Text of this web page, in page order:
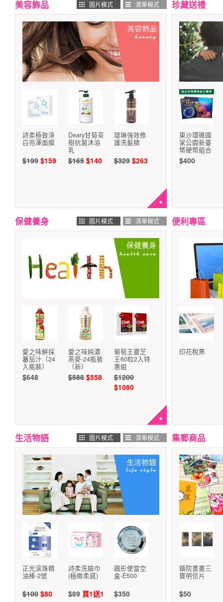
美容飾品 圖片模式 清單模式
詩柔極致淨
白亮澤面膜
$199 $159
Deary甘菊茶
樹抗菌沐浴
乳
$165 $140
璱琳強效修
護洗髮精
$329 $263
珍藏送禮
東沙環礁國
家公園新臺
幣硬幣組合
$400
保健養身 圖片模式 清單模式
愛之味鮮採
蕃茄汁（24
入瓶裝）
$648
愛之味純濃
燕麥-24瓶裝
（新）
$588 $558
葡萄王靈芝
王60粒2入特
惠組
$1200
$1080
便利專區
印花稅票
生活物語 圖片模式 清單模式
正光滾珠精
油棒-2號
$100 $80
詩柔洗臉巾
(極緻柔感)
$89 買1送1
圓形便當空
盒-E500
$350
集郵商品
鎮院書畫三
寶明信片
$50